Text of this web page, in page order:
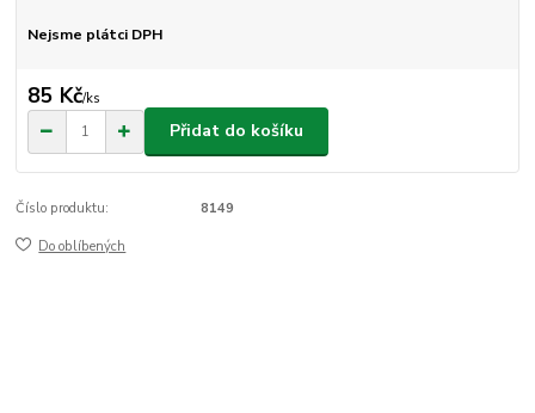
Nejsme plátci DPH
85 Kč/ks
Přidat do košíku
Číslo produktu: 8149
Do oblíbených